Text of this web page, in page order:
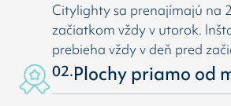
Citylighty sa prenajímajú na
začiatkom vždy v utorok.
prebieha vždy v deň pred
02.Plochy priamo od